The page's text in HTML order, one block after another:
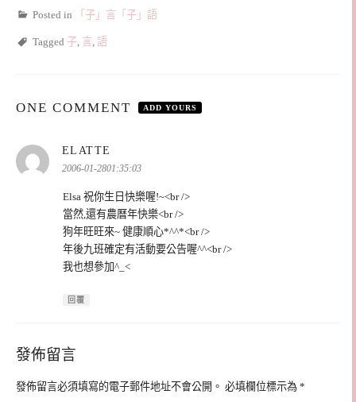
Posted in 「子」言「子」語
Tagged 子, 言, 語
ONE COMMENT ADD YOURS
ELATTE
示:
2006-01-2801:35:03
Elsa 祝你生日快樂喔!~<br />
當然,還有農曆年快樂<br />
狗年旺旺來~ 健康順心*^^*<br />
年後九班確定有活動要公告喔^^<br />
我也想參加^_<
回覆
發佈留言
發佈留言必須填寫的電子郵件地址不會公開。 必填欄位標示為 *